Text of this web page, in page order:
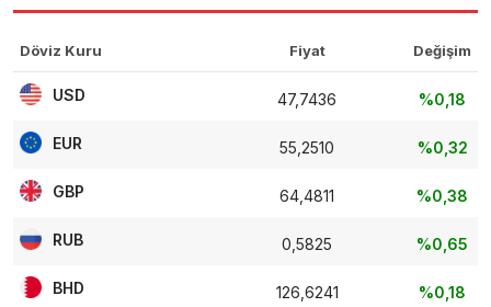
Döviz Kuru Fiyat Değişim
USD 47,7436 %0,18
EUR 55,2510 %0,32
GBP 64,4811 %0,38
RUB 0,5825 %0,65
BHD 126,6241 %0,18